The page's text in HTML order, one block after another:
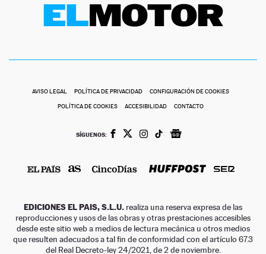
AVISO LEGAL POLÍTICA DE PRIVACIDAD CONFIGURACIÓN DE COOKIES
POLÍTICA DE COOKIES ACCESIBILIDAD CONTACTO
SÍGUENOS:
EDICIONES EL PAIS, S.L.U. realiza una reserva expresa de las
reproducciones y usos de las obras y otras prestaciones accesibles
desde este sitio web a medios de lectura mecánica u otros medios
que resulten adecuados a tal fin de conformidad con el artículo 67.3
del Real Decreto-ley 24/2021, de 2 de noviembre.